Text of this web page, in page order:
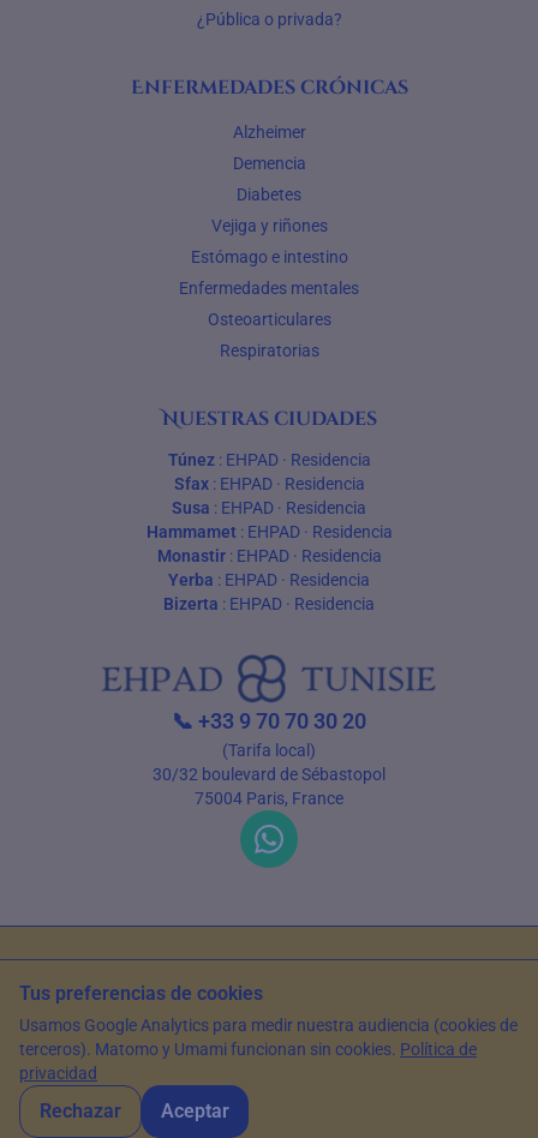
¿Pública o privada?
Enfermedades crónicas
Alzheimer
Demencia
Diabetes
Vejiga y riñones
Estómago e intestino
Enfermedades mentales
Osteoarticulares
Respiratorias
Nuestras ciudades
Túnez: EHPAD· Residencia
Sfax: EHPAD· Residencia
Susa : EHPAD · Residencia
Hammamet: EHPAD· Residencia
Monastir: EHPAD· Residencia
Yerba : EHPAD · Residencia
Bizerta : EHPAD · Residencia
📞 +33 9 70 70 30 20
(Tarifa local)
30/32 boulevard de Sébastopol
75004 Paris, France
© 2026 EHPAD Tunisie — Todos los derechos reservados
Artículo escrito por Farès Bouslama, Presidente de SILVER RESORTS—
Actualizado el15 de mayo de 2026
WhatsApp
Tus preferencias de cookies
Usamos Google Analytics para medir nuestra audiencia (cookies de
terceros). Matomo y Umami funcionan sin cookies. Política de
privacidad
Rechazar Aceptar